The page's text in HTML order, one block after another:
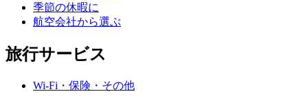
季節の休暇に
航空会社から選ぶ
旅行サービス
Wi-Fi・保険・その他